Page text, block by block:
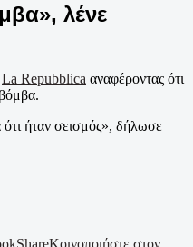
λένε
La Repubblica αναφέροντας ότι
ήταν σεισμός», δήλωσε
ShareΚοινοποιήστε στον